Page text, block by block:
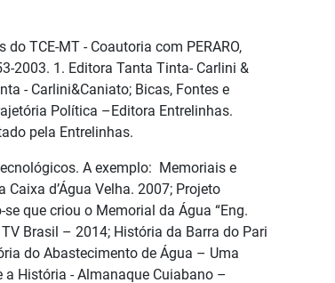
TCE-MT - Coautoria com PERARO,
2003. 1. Editora Tanta Tinta- Carlini &
- Carlini&Caniato; Bicas, Fontes e
Política –Editora Entrelinhas.
pela Entrelinhas.
A exemplo: Memoriais e
d’Água Velha. 2007; Projeto
que criou o Memorial da Água “Eng.
Brasil – 2014; História da Barra do Pari
do Abastecimento de Água – Uma
História - Almanaque Cuiabano –